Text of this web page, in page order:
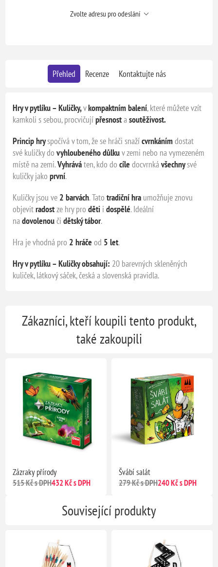
Zvolte adresu pro odeslání
Přehled Recenze Kontaktujte nás
Hry v pytlíku – Kuličky,vkompaktnímbalení, které můžete vzít
kamkoli s sebou, procvičujípřesnostasoutěživost.
Princip hryspočívá v tom, že se hráči snažícvrnkánímdostat
své kuličky dovyhloubeného důlkuv zemi nebo na vymezeném
místě na zemi.Vyhráváten, kdo docíledocvrnkávšechnysvé
kuličky jakoprvní.
Kuličky jsou ve 2 barvách. Tatotradiční hra umožňuje znovu
objevitradostze hry proděti idospělé. Ideální
nadovolenoučidětský tábor.
Hra je vhodná pro 2 hráčeod 5 let.
Hry v pytlíku – Kuličky obsahují: 20 barevných skleněných
kuliček, látkový sáček, česká a slovenská pravidla.
Zákazníci, kteří koupili tento produkt,
také zakoupili
Zázraky přírody
515 Kč s DPH432 Kč s DPH
Švábí salát
279 Kč s DPH240 Kč s DPH
Související produkty